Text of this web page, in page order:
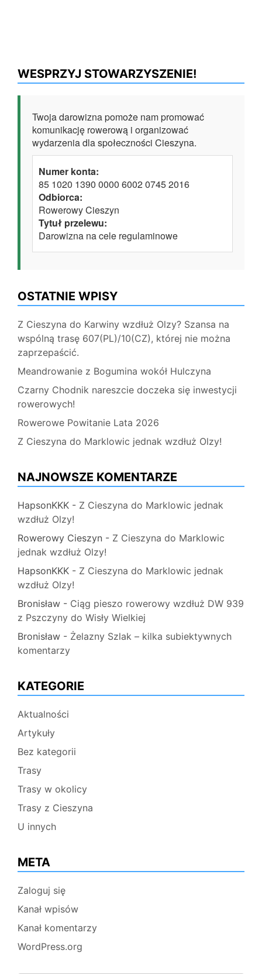
WESPRZYJ STOWARZYSZENIE!
Twoja darowizna pomoże nam promować
komunikację rowerową i organizować
wydarzenia dla społeczności Cieszyna.
Numer konta:
85 1020 1390 0000 6002 0745 2016
Odbiorca:
Rowerowy Cieszyn
Tytuł przelewu:
Darowizna na cele regulaminowe
OSTATNIE WPISY
Z Cieszyna do Karwiny wzdłuż Olzy? Szansa na
wspólną trasę 607(PL)/10(CZ), której nie można
zaprzepaścić.
Meandrowanie z Bogumina wokół Hulczyna
Czarny Chodnik nareszcie doczeka się inwestycji
rowerowych!
Rowerowe Powitanie Lata 2026
Z Cieszyna do Marklowic jednak wzdłuż Olzy!
NAJNOWSZE KOMENTARZE
HapsonKKK - Z Cieszyna do Marklowic jednak
wzdłuż Olzy!
Rowerowy Cieszyn - Z Cieszyna do Marklowic
jednak wzdłuż Olzy!
HapsonKKK - Z Cieszyna do Marklowic jednak
wzdłuż Olzy!
Bronisław - Ciąg pieszo rowerowy wzdłuż DW 939
z Pszczyny do Wisły Wielkiej
Bronisław - Żelazny Szlak – kilka subiektywnych
komentarzy
KATEGORIE
Aktualności
Artykuły
Bez kategorii
Trasy
Trasy w okolicy
Trasy z Cieszyna
U innych
META
Zaloguj się
Kanał wpisów
Kanał komentarzy
WordPress.org